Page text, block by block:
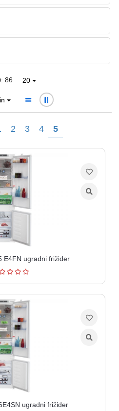
: 86 20
2 3 4 5
E4FN ugradni frižider
ugradni frižider